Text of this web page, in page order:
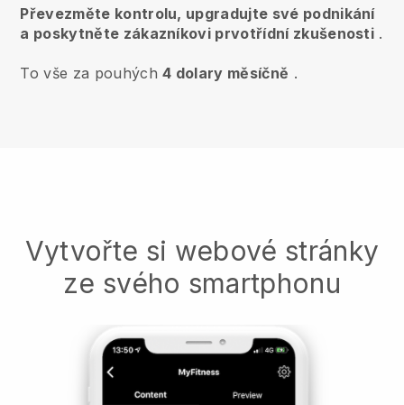
Převezměte kontrolu, upgradujte své podnikání
a poskytněte zákazníkovi prvotřídní zkušenosti .
To vše za pouhých4 dolary měsíčně .
Vytvořte si webové stránky
ze svého smartphonu